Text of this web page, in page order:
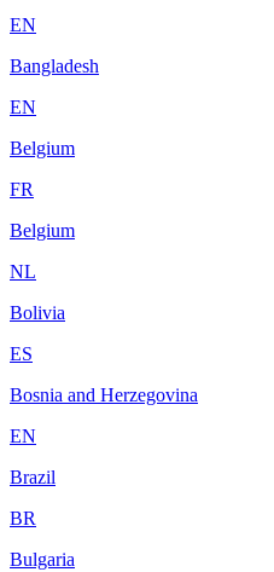
EN
Bangladesh
EN
Belgium
FR
Belgium
NL
Bolivia
ES
Bosnia and Herzegovina
EN
Brazil
BR
Bulgaria